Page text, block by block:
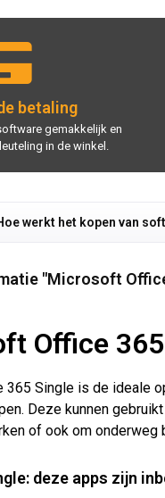
betaling
gemakkelijk en
in de winkel.
werkt het kopen van
"Microsoft
Office
365 Single is de ideale
Deze kunnen
of ook om onderweg
deze apps zijn